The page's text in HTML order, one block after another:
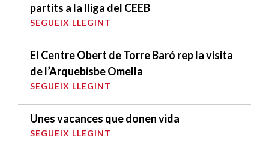
partits a la lliga del CEEB
SEGUEIX LLEGINT
El Centre Obert de Torre Baró rep la visita
de l’Arquebisbe Omella
SEGUEIX LLEGINT
Unes vacances que donen vida
SEGUEIX LLEGINT